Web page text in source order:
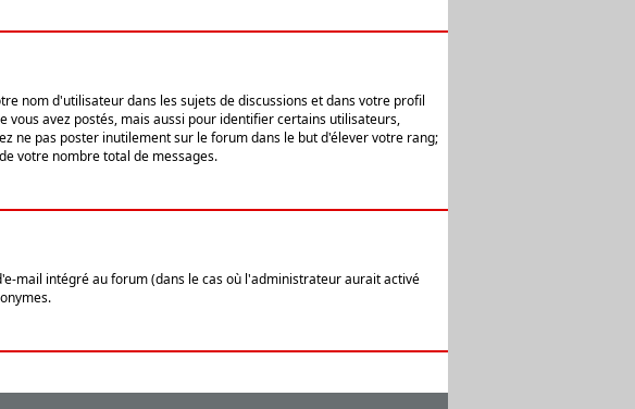
nom d'utilisateur dans les sujets de discussions et dans votre profil
avez postés, mais aussi pour identifier certains utilisateurs,
ne pas poster inutilement sur le forum dans le but d'élever votre rang;
votre nombre total de messages.
mail intégré au forum (dans le cas où l'administrateur aurait activé